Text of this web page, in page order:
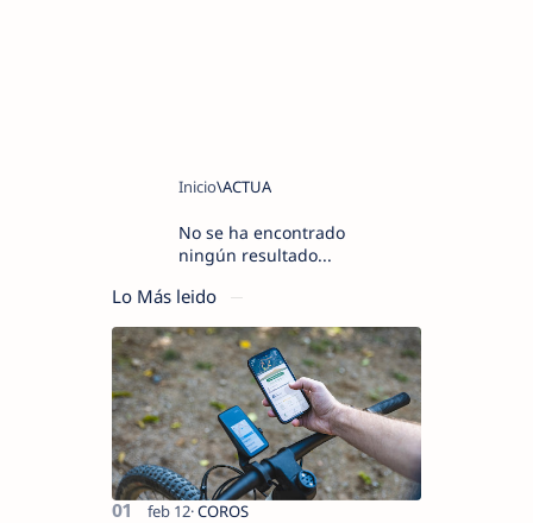
No se ha encontrado
ningún resultado...
Lo Más leido